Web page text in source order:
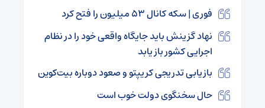
فوری | سکه کانال ۵۳ میلیون را فتح کرد
نهاد گزینش باید جایگاه واقعی خود را در نظام
اجرایی کشور باز یابد
بازیابی تدریجی کریپتو و صعود دوباره بیت‌کوین
حال سخنگوی دولت خوب است